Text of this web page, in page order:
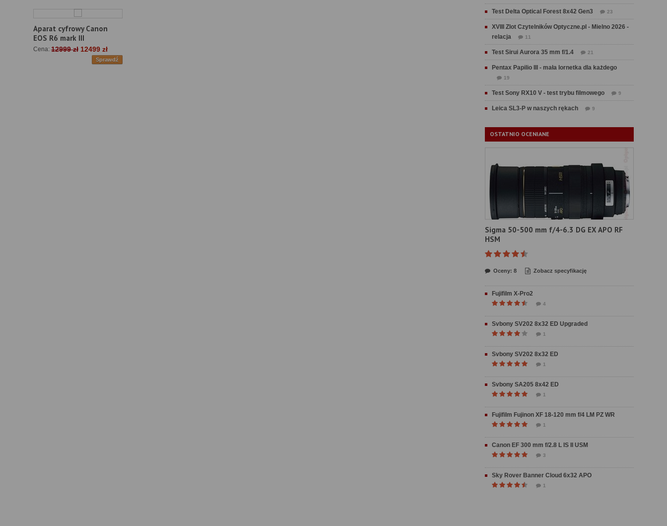
Aparat cyfrowy Canon
EOS R6 mark III
Cena: 12999 zł 12499 zł
Sprawdź
Test Delta Optical Forest 8x42 Gen3 23
XVIII Zlot Czytelników Optyczne.pl - Mielno 2026 -
relacja
11
Test Sirui Aurora 35 mm f/1.4 21
Pentax Papilio III - mała lornetka dla każdego
19
Test Sony RX10 V - test trybu filmowego 9
Leica SL3-P w naszych rękach 9
OSTATNIO OCENIANE
Sigma 50-500 mm f/4-6.3 DG EX APO RF
HSM
Oceny: 8 Zobacz specyfikację
Fujifilm X-Pro2
4
Svbony SV202 8x32 ED Upgraded
1
Svbony SV202 8x32 ED
1
Svbony SA205 8x42 ED
1
Fujifilm Fujinon XF 18-120 mm f/4 LM PZ WR
1
Canon EF 300 mm f/2.8 L IS II USM
3
Sky Rover Banner Cloud 6x32 APO
1